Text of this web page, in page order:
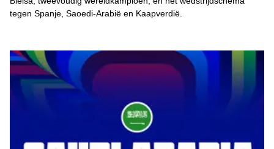
tegen Spanje, Saoedi-Arabië en Kaapverdië.